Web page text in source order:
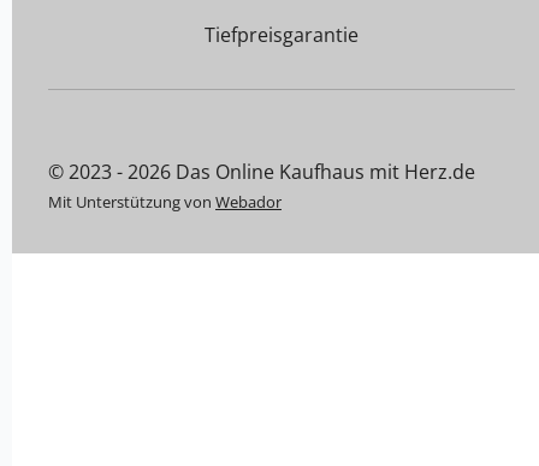
Tiefpreisgarantie
© 2023 - 2026 Das Online Kaufhaus mit Herz.de
Mit Unterstützung von Webador